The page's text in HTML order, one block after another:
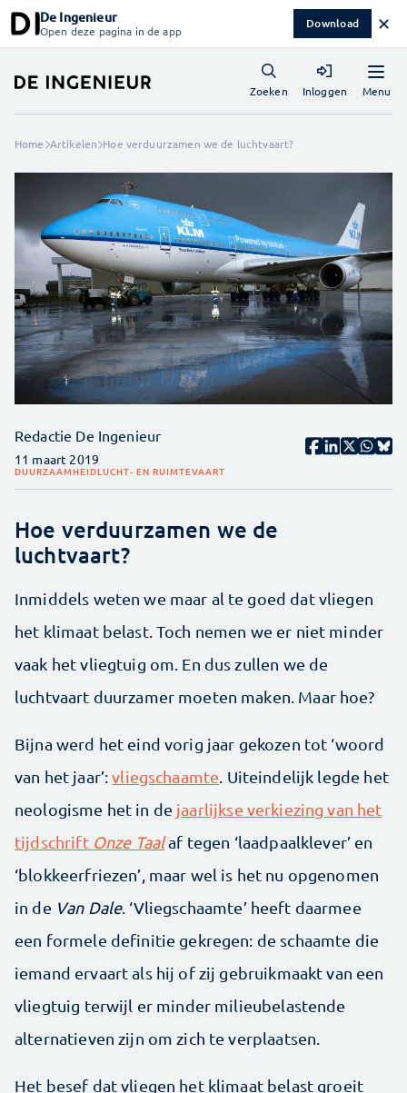
De Ingenieur
Open deze pagina in de app Download ✕
Menu
Zoeken Inloggen
Home Artikelen Hoe verduurzamen we de luchtvaart?
Redactie De Ingenieur
11 maart 2019
DUURZAAMHEIDLUCHT- EN RUIMTEVAART
Hoe verduurzamen we de
luchtvaart?
Inmiddels weten we maar al te goed dat vliegen
het klimaat belast. Toch nemen we er niet minder
vaak het vliegtuig om. En dus zullen we de
luchtvaart duurzamer moeten maken. Maar hoe?
Bijna werd het eind vorig jaar gekozen tot ‘woord
van het jaar’:vliegschaamte. Uiteindelijk legde het
neologisme het in de jaarlijkse verkiezing van het
tijdschrift Onze Taalaf tegen ‘laadpaalklever’ en
‘blokkeerfriezen’, maar wel is het nu opgenomen
in de Van Dale. ‘Vliegschaamte’ heeft daarmee
een formele definitie gekregen: de schaamte die
iemand ervaart als hij of zij gebruikmaakt van een
vliegtuig terwijl er minder milieubelastende
alternatieven zijn om zich te verplaatsen.
Het besef dat vliegen het klimaat belast groeit